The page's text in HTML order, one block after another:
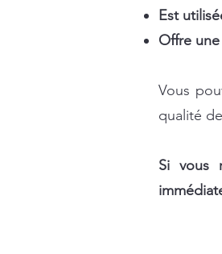
Est
Offre
Vous
qualité
Si vous